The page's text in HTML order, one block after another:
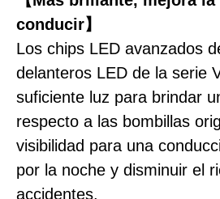
conducir】
Los chips LED avanzados
delanteros LED de la serie
suficiente luz para brindar
respecto a las bombillas
visibilidad para una
por la noche y disminuir el
accidentes.